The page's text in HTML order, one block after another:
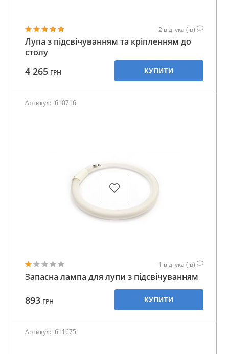
2 відгука (ів)
Лупа з підсвічуванням та кріпленням до
столу
4 265 ГРН КУПИТИ
Артикул: 610716
1 відгука (ів)
Запасна лампа для лупи з підсвічуванням
893 ГРН КУПИТИ
Артикул: 611675